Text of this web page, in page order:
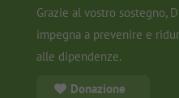
Grazie al vostro sostegno,
impegna a prevenire e
alle dipendenze.
Donazione